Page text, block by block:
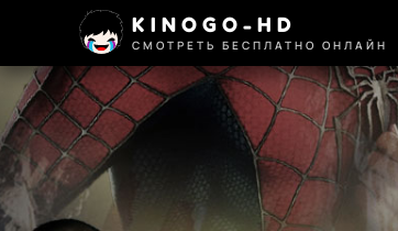
KINOGO-HD
СМОТРЕТЬ БЕСПЛАТНО ОНЛАЙН